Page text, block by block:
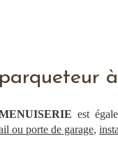
est
ou porte de garage,